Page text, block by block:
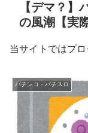
【デマ？】
の風潮【実
当サイトではプ
パチンコ・パチスロ